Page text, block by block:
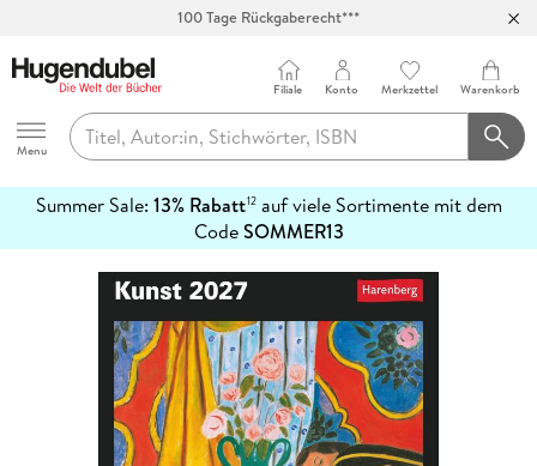
Hugendubel
Menu
Filiale Konto Merkzettel Warenkorb
Summer Sale: 13% Rabatt12auf viele Sortimente mit dem
CodeSOMMER13
erfahren